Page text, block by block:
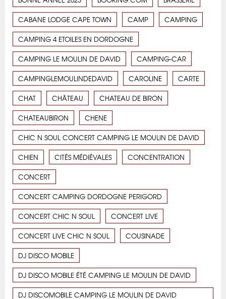
CABANE LODGE CAPE TOWN CAMP CAMPING
CAMPING 4 ETOILES EN DORDOGNE
CAMPING LE MOULIN DE DAVID CAMPING-CAR
CAMPINGLEMOULINDEDAVID CAROLINE CARTE
CHAT CHÂTEAU CHATEAU DE BIRON
CHATEAUBIRON CHENE
CHIC N SOUL CONCERT CAMPING LE MOULIN DE DAVID
CHIEN CITÉS MÉDIÉVALES CONCENTRATION
CONCERT
CONCERT CAMPING DORDOGNE PERIGORD
CONCERT CHIC N SOUL CONCERT LIVE
CONCERT LIVE CHIC N SOUL COUSINADE
DJ DISCO MOBILE
DJ DISCO MOBILE ÉTÉ CAMPING LE MOULIN DE DAVID
DJ DISCOMOBILE CAMPING LE MOULIN DE DAVID